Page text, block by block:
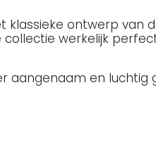
klassieke ontwerp van
werkelijk
aangenaam en luchtig